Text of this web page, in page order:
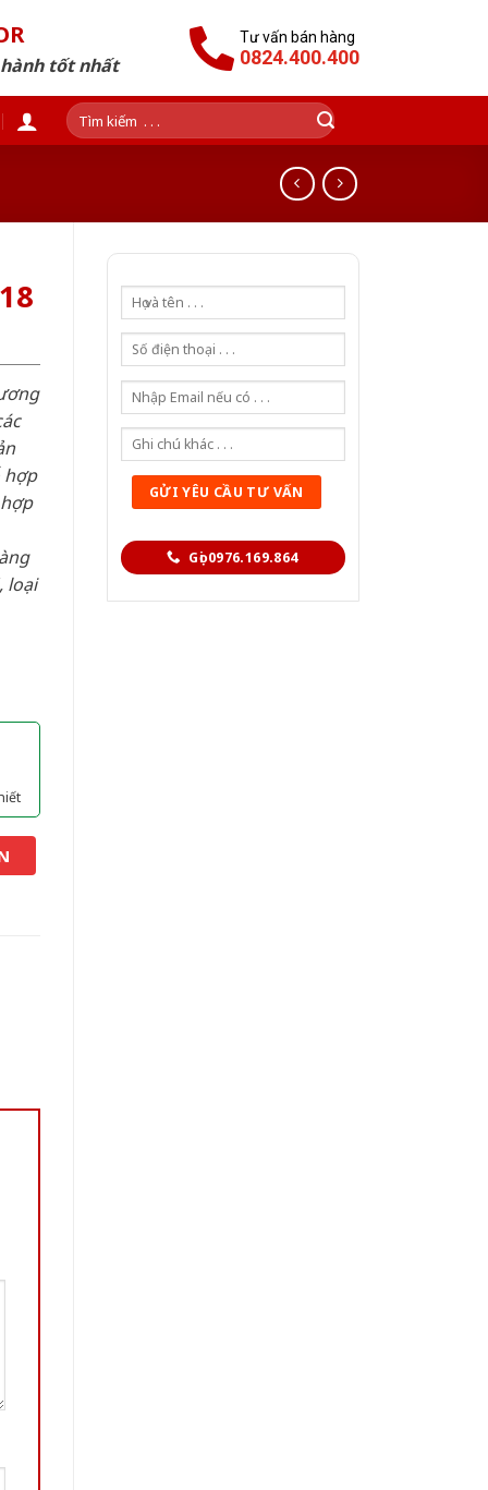
tốt nhất
Tư vấn bán hàng
0824.400.400
Tìm
kiếm:
Gọi 0976.169.864
hợp
loại